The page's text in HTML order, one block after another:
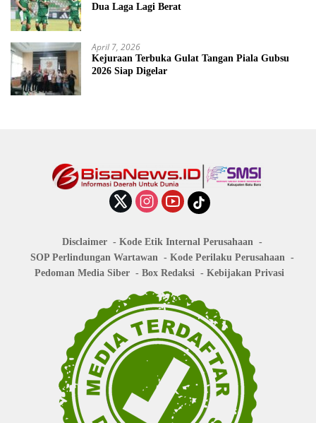
Dua Laga Lagi Berat
April 7, 2026
Kejuraan Terbuka Gulat Tangan Piala Gubsu
2026 Siap Digelar
Disclaimer
Kode Etik Internal Perusahaan
SOP Perlindungan Wartawan
Kode Perilaku Perusahaan
Pedoman Media Siber
Box Redaksi Kebijakan Privasi